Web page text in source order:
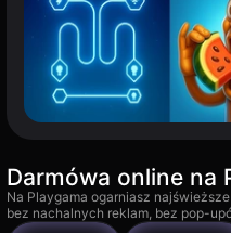
Darmówa online na
Na Playgama ogarniasz
bez nachalnych reklam, bez pop-